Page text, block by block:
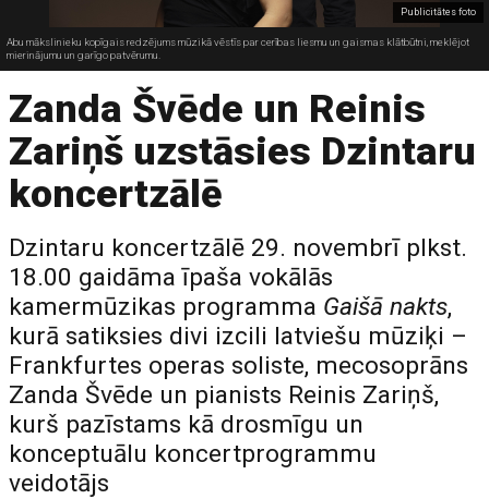
Publicitātes foto
Abu mākslinieku kopīgais redzējums mūzikā vēstīs par cerības liesmu un gaismas klātbūtni, meklējot
mierinājumu un garīgo patvērumu.
Zanda Švēde un Reinis
Zariņš uzstāsies Dzintaru
koncertzālē
Dzintaru koncertzālē 29. novembrī plkst.
18.00 gaidāma īpaša vokālās
kamermūzikas programma Gaišā nakts,
kurā satiksies divi izcili latviešu mūziķi –
Frankfurtes operas soliste, mecosoprāns
Zanda Švēde un pianists Reinis Zariņš,
kurš pazīstams kā drosmīgu un
konceptuālu koncertprogrammu
veidotājs